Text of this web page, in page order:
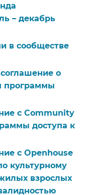
– декабрь
в сообществе
о
программы
с Community
доступа к
с Openhouse
культурному
взрослых